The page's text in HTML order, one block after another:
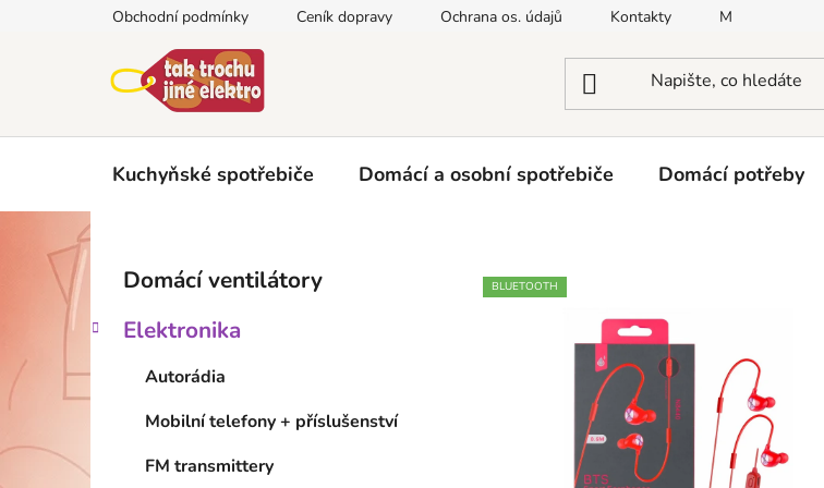
Obchodní podmínky Ceník dopravy Ochrana os. údajů Kontakty Moje objednávka
Kuchyňské spotřebiče Domácí a osobní spotřebiče Domácí potřeby
s
r
a
n
Přeskočit
kategorie
e
o
r
Domácí ventilátory
Elektronika
Autorádia
Mobilní telefony + příslušenství
FM transmittery
BLUETOOTH